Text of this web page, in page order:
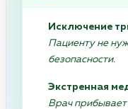
Исключение
Пациенту не
безопасности.
Экстренная
Врач